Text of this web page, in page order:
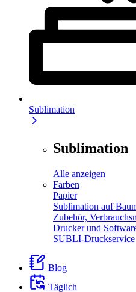
Sublimation
Sublimation
Alle anzeigen
Farben
Papier
Sublimation auf
Zubehör,
Drucker und
SUBLI-Druckservice
Blog
Täglich